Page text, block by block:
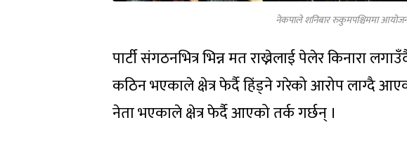
नेकपाले शनिबार रुकुमपश्चिममा
पार्टी संगठनभित्र भिन्न मत राख्नेलाई पेलेर किनारा
कठिन भएकाले क्षेत्र फेर्दै हिंड्ने गरेको आरोप लाग्दै
नेता भएकाले क्षेत्र फेर्दै आएको तर्क गर्छन् ।